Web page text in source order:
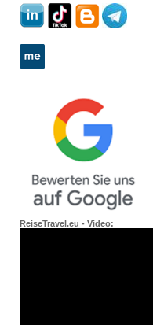
ReiseTravel.eu - Video: